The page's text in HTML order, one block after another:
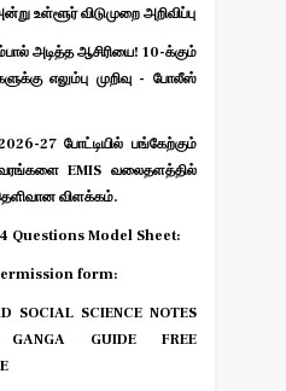
உள்ளூர் விடுமுறை அறிவிப்பு
அடித்த ஆசிரியை! 10-க்கும்
எலும்பு முறிவு - போலீஸ்
27 போட்டியில் பங்கேற்கும்
EMIS வலைதளத்தில்
விளக்கம்.
Questions Model Sheet:
form:
SOCIAL SCIENCE NOTES
GUIDE FREE